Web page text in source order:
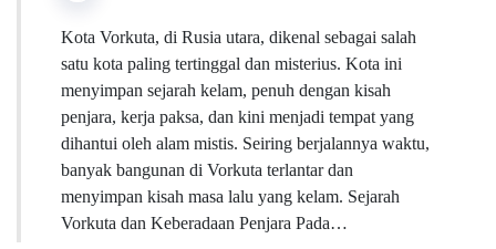
Kota Vorkuta, di Rusia utara, dikenal sebagai salah
satu kota paling tertinggal dan misterius. Kota ini
menyimpan sejarah kelam, penuh dengan kisah
penjara, kerja paksa, dan kini menjadi tempat yang
dihantui oleh alam mistis. Seiring berjalannya waktu,
banyak bangunan di Vorkuta terlantar dan
menyimpan kisah masa lalu yang kelam. Sejarah
Vorkuta dan Keberadaan Penjara Pada…